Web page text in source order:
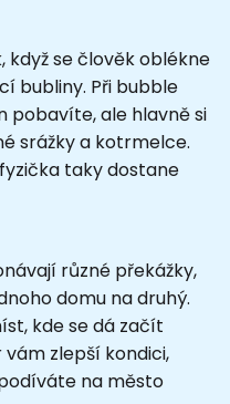
když se člověk oblékne
bubliny. Při bubble
pobavíte, ale hlavně si
srážky a kotrmelce.
taky dostane
různé překážky,
domu na druhý.
kde se dá začít
zlepší kondici,
na město